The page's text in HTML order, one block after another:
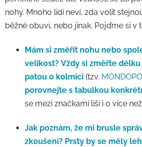
nohy. Mnoho lidí neví, zda volit
běžné obuvi, nebo jinak. Pojďme si v
Mám si změřit nohu nebo
velikost? Vždy si změřte
patou o kolmici (tzv.
porovnejte s tabulkou
se mezi značkami liší i o více
Jak poznám, že mi brusle
zkoušení? Prsty by se měly